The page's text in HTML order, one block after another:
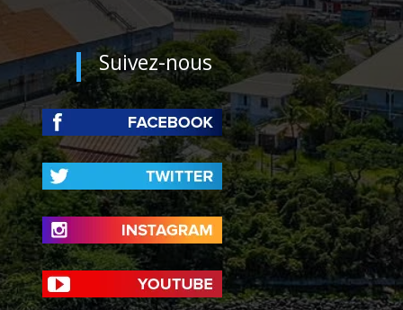
Suivez-nous